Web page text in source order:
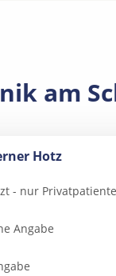
am
Hotz
- nur
Angabe